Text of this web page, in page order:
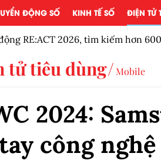
ĐỘNG SỐ KINH TẾ SỐ ĐIỆN TỬ
RE:ACT 2026, tìm kiếm hơn
tử tiêu dùng Mobile
2024:
công